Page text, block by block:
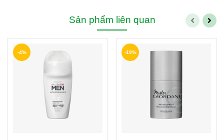
Sản phẩm liên quan
-4% -19%